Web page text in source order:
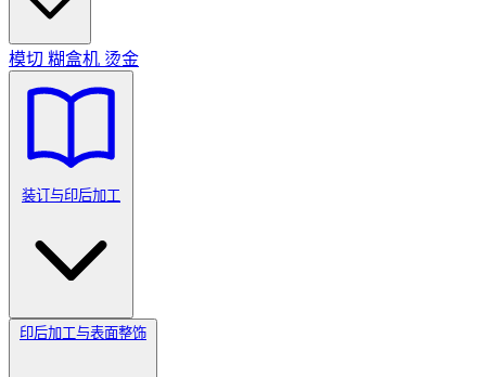
模切 糊盒机 烫金
装订与印后加工
印后加工与表面整饰